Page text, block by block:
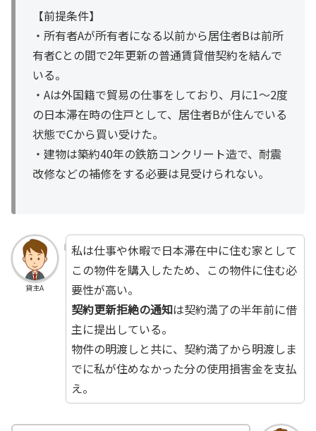
【前提条件】
・所有者Aが所有者になる以前から居住者Bは前所
有者Cとの間で2年更新の普通賃貸借契約を結んで
いる。
・Aは外国籍で貿易の仕事をしており、月に1～2度
の日本滞在時の住戸として、居住者Bが住んでいる
状態でCから買い受けた。
・建物は築約40年の鉄筋コンクリート造で、耐震
改修などの補修をする必要は見受けられない。
貸主A
私は仕事や休暇で日本滞在中に住む家として
この物件を購入したため、この物件に住む必
要性が高い。
契約更新拒絶の通知は契約満了の半年前に借
主に提出している。
物件の明渡しと共に、契約満了から明渡しま
でに私が住めなかった分の使用損害金を支払
え。